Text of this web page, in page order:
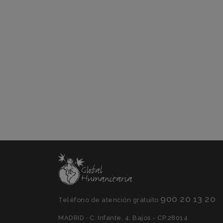
Teléfono de atención gratuíto 900 20 13 20
MADRID · C. Infante, 4, Bajos - CP:28014